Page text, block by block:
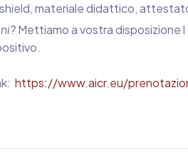
materiale didattico,
Mettiamo a vostra disposizione l
https://www.aicr.eu/